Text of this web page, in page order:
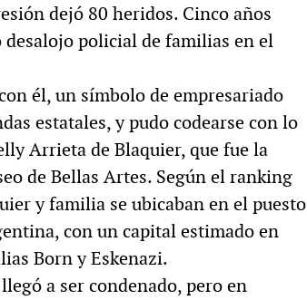
dejó 80 heridos. Cinco años
policial de familias en el
él, un símbolo de empresariado
estatales, y pudo codearse con lo
Arrieta de Blaquier, que fue la
de Bellas Artes. Según el ranking
y familia se ubicaban en el puesto
con un capital estimado en
Born y Eskenazi.
a ser condenado, pero en